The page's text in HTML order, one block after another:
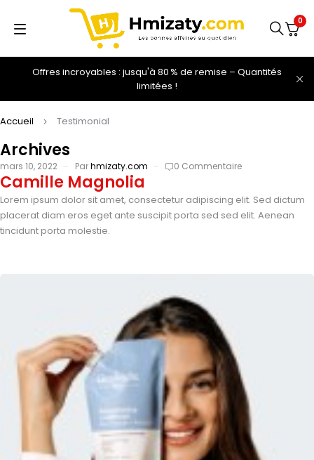
Offres incroyables : jusqu'à 80 % de remise – Quantités
limitées !
0
Archives
Accueil Testimonial
mars 10, 2022 Parhmizaty.com 0 Commentaire
Camille Magnolia
Lorem ipsum dolor sit amet, consectetur adipiscing elit. Sed dictum
placerat diam eros eget ante suscipit porta sed sed elit. Aenean
tincidunt porta molestie.